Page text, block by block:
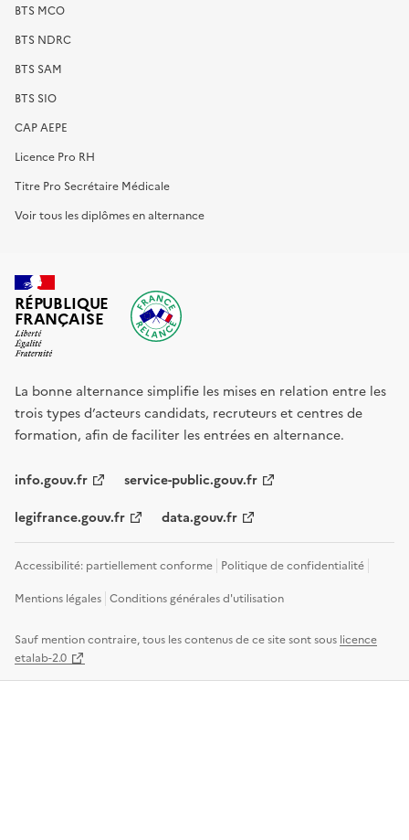
BTS MCO
BTS NDRC
BTS SAM
BTS SIO
CAP AEPE
Licence Pro RH
Titre Pro Secrétaire Médicale
Voir tous les diplômes en alternance
RÉPUBLIQUE
FRANÇAISE
La bonne alternance simplifie les mises en relation entre les
trois types d’acteurs candidats, recruteurs et centres de
formation, afin de faciliter les entrées en alternance.
info.gouv.fr service-public.gouv.fr
legifrance.gouv.fr data.gouv.fr
Accessibilité: partiellement conforme Politique de confidentialité
Mentions légales Conditions générales d'utilisation
Sauf mention contraire, tous les contenus de ce site sont sous licence
etalab-2.0